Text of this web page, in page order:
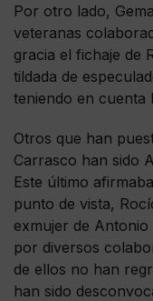
Por otro lado,
veteranas
gracia el fichaje de
tildada de
teniendo en cuenta
Otros que han
Carrasco han sido
Este último
punto de vista,
exmujer de
por diversos
de ellos no han
han sido